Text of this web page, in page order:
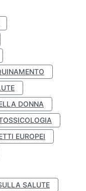
DONNA
EUROPEI
SALUTE